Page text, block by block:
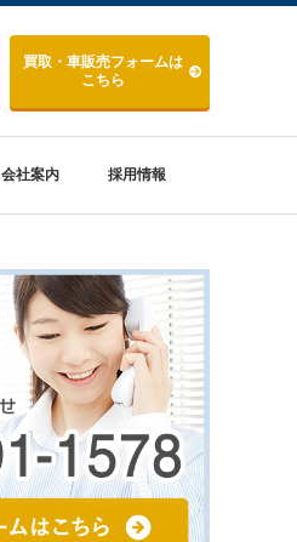
買取・車販売フォームは
こちら
会社案内 採用情報